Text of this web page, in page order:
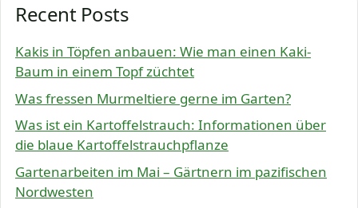
Recent Posts
Kakis in Töpfen anbauen: Wie man einen Kaki-
Baum in einem Topf züchtet
Was fressen Murmeltiere gerne im Garten?
Was ist ein Kartoffelstrauch: Informationen über
die blaue Kartoffelstrauchpflanze
Gartenarbeiten im Mai – Gärtnern im pazifischen
Nordwesten